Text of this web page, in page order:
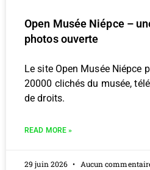
Open Musée Niépce –
photos ouverte
Le site Open Musée Niépce
20000 clichés du musée,
de droits.
READ MORE »
29 juin 2026 Aucun